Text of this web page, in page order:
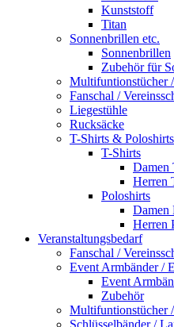
Kunststoff
Titan
Sonnenbrillen etc.
Sonnenbrillen
Zubehör für
Multifuntionstücher
Fanschal /
Liegestühle
Rucksäcke
T-Shirts & Poloshirts
T-Shirts
Damen
Herren
Poloshirts
Damen
Herren
Veranstaltungsbedarf
Fanschal /
Event Armbänder /
Event
Zubehör
Multifuntionstücher
Schlüsselbänder /